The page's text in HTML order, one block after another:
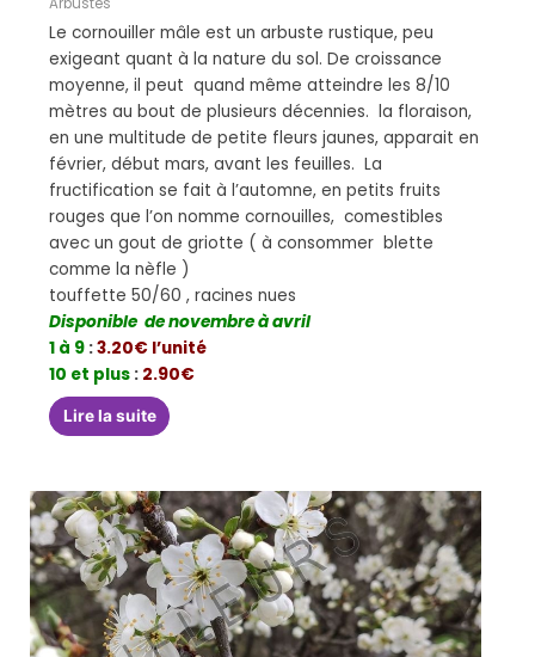
Arbustes
Le cornouiller mâle est un arbuste rustique, peu
exigeant quant à la nature du sol. De croissance
moyenne, il peut quand même atteindre les 8/10
mètres au bout de plusieurs décennies. la floraison,
en une multitude de petite fleurs jaunes, apparait en
février, début mars, avant les feuilles. La
fructification se fait à l’automne, en petits fruits
rouges que l’on nomme cornouilles, comestibles
avec un gout de griotte ( à consommer blette
comme la nèfle )
touffette 50/60 , racines nues
Disponible de novembre à avril
1 à 9 :3.20€ l’unité
10 et plus : 2.90€
Lire la suite